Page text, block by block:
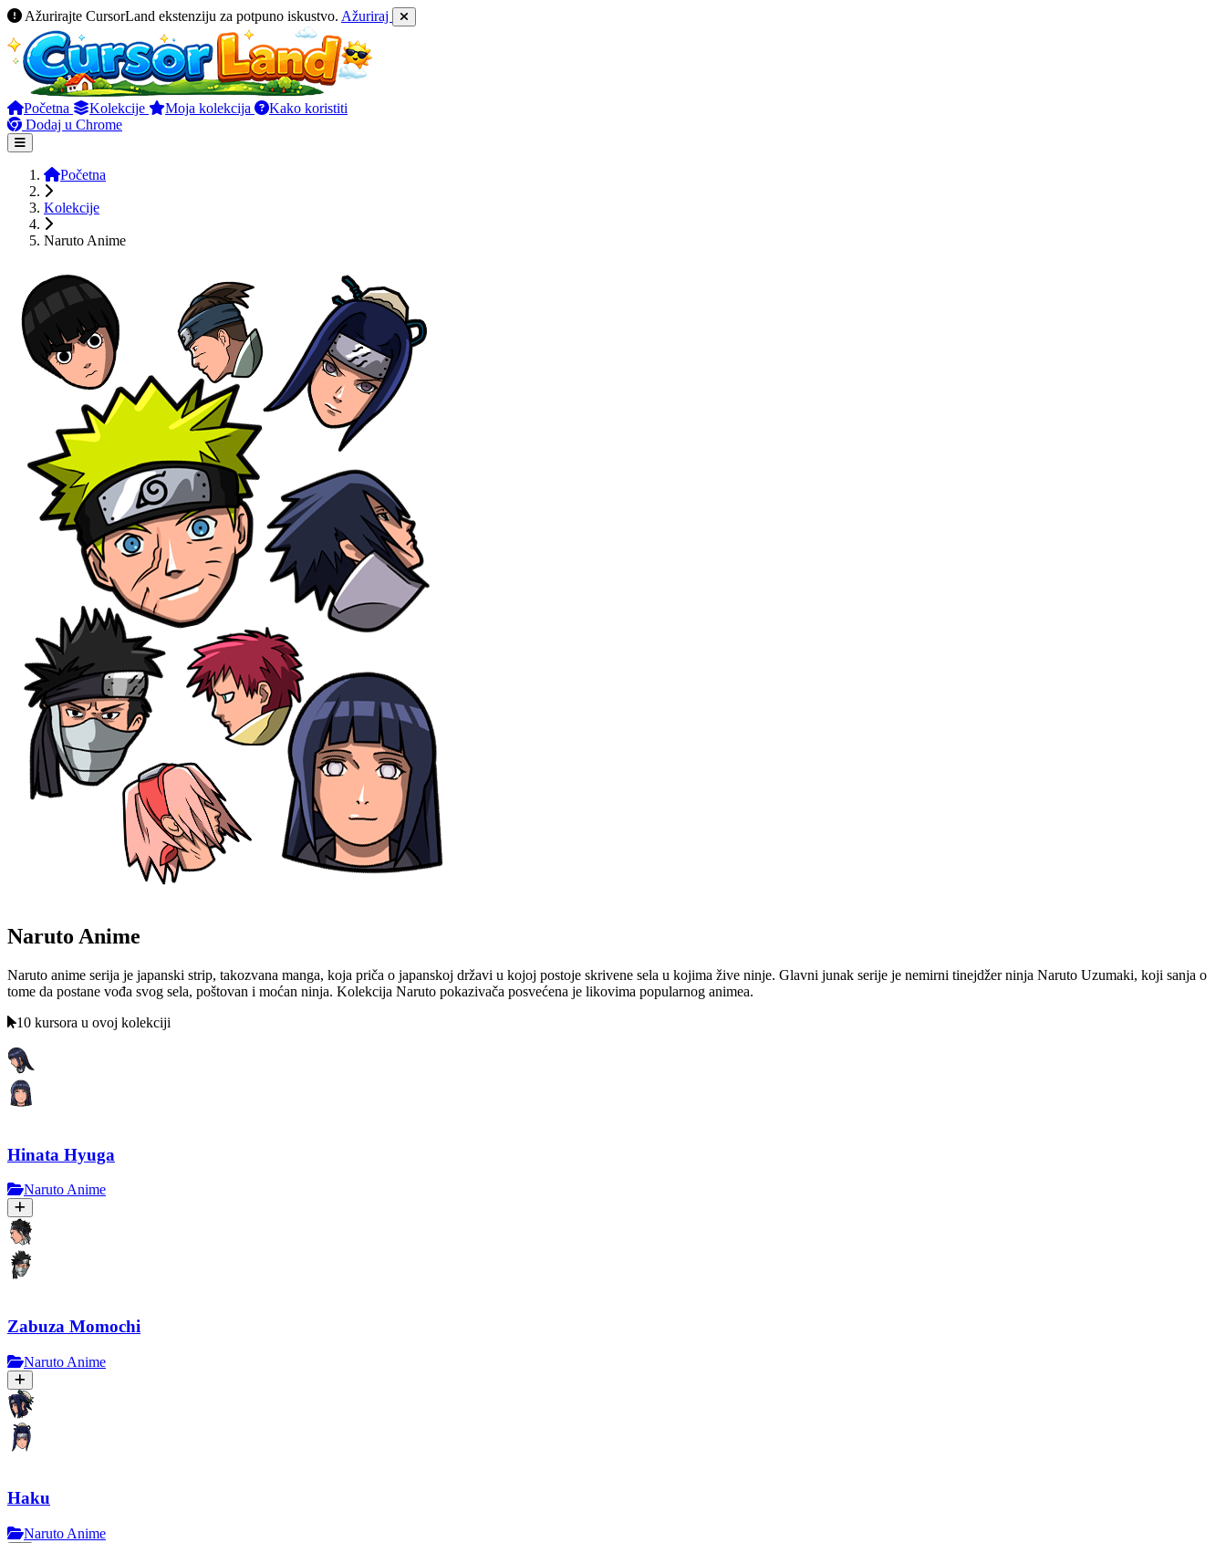
Ažurirajte CursorLand ekstenziju za potpuno iskustvo. Ažuriraj
Početna Kolekcije Moja kolekcija
Kako koristiti
Dodaj u Chrome
Početna
Kolekcije
Naruto Anime
Naruto Anime
Naruto anime serija je japanski strip, takozvana manga, koja priča o japanskoj državi u kojoj postoje skrivene sela u kojima žive ninje. Glavni junak serije je nemirni tinejdžer ninja Naruto Uzumaki, koji sanja o
tome da postane vođa svog sela, poštovan i moćan ninja. Kolekcija Naruto pokazivača posvećena je likovima popularnog animea.
10 kursora u ovoj kolekciji
Hinata Hyuga
Naruto Anime
Zabuza Momochi
Naruto Anime
Haku
Naruto Anime